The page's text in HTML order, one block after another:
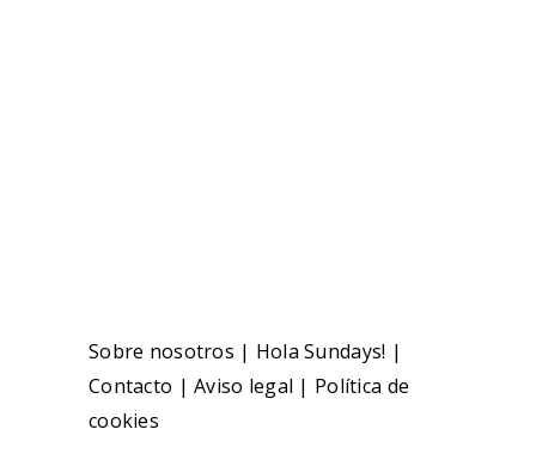
Sobre nosotros | Hola Sundays! |
Contacto |Aviso legal | Política de
cookies